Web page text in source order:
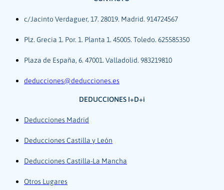
c/Jacinto Verdaguer, 17. 28019. Madrid. 914724567
Plz. Grecia 1. Por. 1. Planta 1. 45005. Toledo. 625585350
Plaza de España, 6. 47001. Valladolid. 983219810
deducciones@deducciones.es
DEDUCCIONES I+D+i
Deducciones Madrid
Deducciones Castilla y León
Deducciones Castilla-La Mancha
Otros Lugares